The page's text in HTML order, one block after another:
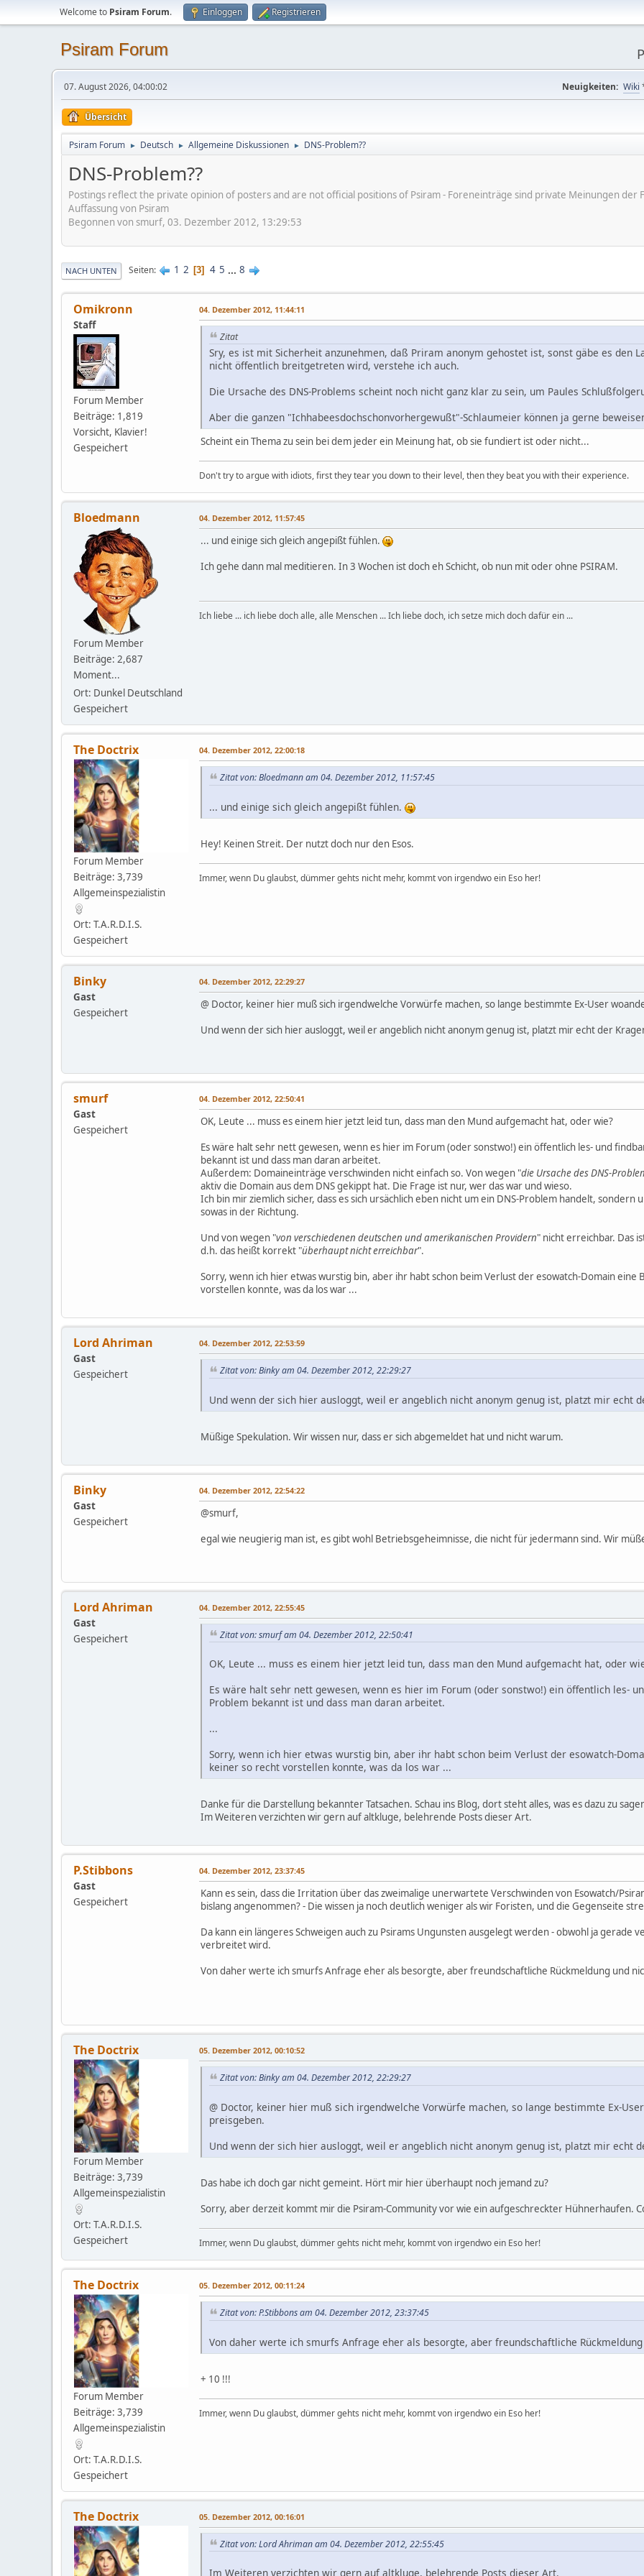
Welcome to Psiram Forum. Einloggen Registrieren
Psiram Forum
07. August 2026, 04:00:02 Neuigkeiten: Wiki
Übersicht
Psiram Forum ► Deutsch ► Allgemeine Diskussionen ► DNS-Problem??
DNS-Problem??
Postings reflect the private opinion of posters and are not official positions of Psiram - Foreneinträge sind private Meinungen
Auffassung von Psiram
Begonnen von smurf, 03. Dezember 2012, 13:29:53
NACH UNTEN Seiten 1 2 3 4 5 ... 8
Omikronn
Staff
Forum Member
Beiträge: 1,819
Vorsicht, Klavier!
Gespeichert
04. Dezember 2012, 11:44:11
Zitat
Sry, es ist mit Sicherheit anzunehmen, daß Priram anonym gehostet ist, sonst gäbe es den
nicht öffentlich breitgetreten wird, verstehe ich auch.
Die Ursache des DNS-Problems scheint noch nicht ganz klar zu sein, um Paules
Aber die ganzen "Ichhabeesdochschonvorhergewußt"-Schlaumeier können ja gerne
Scheint ein Thema zu sein bei dem jeder ein Meinung hat, ob sie fundiert ist oder nicht...
Don't try to argue with idiots, first they tear you down to their level, then they beat you with their experience.
Bloedmann
Forum Member
Beiträge: 2,687
Moment...
Ort: Dunkel Deutschland
Gespeichert
04. Dezember 2012, 11:57:45
... und einige sich gleich angepißt fühlen.
Ich gehe dann mal meditieren. In 3 Wochen ist doch eh Schicht, ob nun mit oder ohne PSIRAM.
Ich liebe ... ich liebe doch alle, alle Menschen ... Ich liebe doch, ich setze mich doch dafür ein ...
The Doctrix
Forum Member
Beiträge: 3,739
Allgemeinspezialistin
Ort: T.A.R.D.I.S.
Gespeichert
04. Dezember 2012, 22:00:18
Zitat von: Bloedmann am 04. Dezember 2012, 11:57:45
... und einige sich gleich angepißt fühlen.
Hey! Keinen Streit. Der nutzt doch nur den Esos.
Immer, wenn Du glaubst, dümmer gehts nicht mehr, kommt von irgendwo ein Eso her!
Binky
Gast
Gespeichert
04. Dezember 2012, 22:29:27
@ Doctor, keiner hier muß sich irgendwelche Vorwürfe machen, so lange bestimmte Ex-User
Und wenn der sich hier ausloggt, weil er angeblich nicht anonym genug ist, platzt mir echt der
smurf
Gast
Gespeichert
04. Dezember 2012, 22:50:41
OK, Leute ... muss es einem hier jetzt leid tun, dass man den Mund aufgemacht hat, oder wie?
Es wäre halt sehr nett gewesen, wenn es hier im Forum (oder sonstwo!) ein öffentlich les- und
bekannt ist und dass man daran arbeitet.
Außerdem: Domaineinträge verschwinden nicht einfach so. Von wegen "die Ursache des DNS-
aktiv die Domain aus dem DNS gekippt hat. Die Frage ist nur, wer das war und wieso.
Ich bin mir ziemlich sicher, dass es sich ursächlich eben nicht um ein DNS-Problem handelt,
sowas in der Richtung.
Und von wegen "von verschiedenen deutschen und amerikanischen Providern" nicht erreichbar. Das
d.h. das heißt korrekt "überhaupt nicht erreichbar".
Sorry, wenn ich hier etwas wurstig bin, aber ihr habt schon beim Verlust der esowatch-Domain
vorstellen konnte, was da los war ...
Lord Ahriman
Gast
Gespeichert
04. Dezember 2012, 22:53:59
Zitat von: Binky am 04. Dezember 2012, 22:29:27
Und wenn der sich hier ausloggt, weil er angeblich nicht anonym genug ist, platzt mir echt
Müßige Spekulation. Wir wissen nur, dass er sich abgemeldet hat und nicht warum.
Binky
Gast
Gespeichert
04. Dezember 2012, 22:54:22
@smurf,
egal wie neugierig man ist, es gibt wohl Betriebsgeheimnisse, die nicht für jedermann sind. Wir
Lord Ahriman
Gast
Gespeichert
04. Dezember 2012, 22:55:45
Zitat von: smurf am 04. Dezember 2012, 22:50:41
OK, Leute ... muss es einem hier jetzt leid tun, dass man den Mund aufgemacht hat, oder
Es wäre halt sehr nett gewesen, wenn es hier im Forum (oder sonstwo!) ein öffentlich les-
Problem bekannt ist und dass man daran arbeitet.
...
Sorry, wenn ich hier etwas wurstig bin, aber ihr habt schon beim Verlust der esowatch-
keiner so recht vorstellen konnte, was da los war ...
Danke für die Darstellung bekannter Tatsachen. Schau ins Blog, dort steht alles, was es dazu zu
Im Weiteren verzichten wir gern auf altkluge, belehrende Posts dieser Art.
P.Stibbons
Gast
Gespeichert
04. Dezember 2012, 23:37:45
Kann es sein, dass die Irritation über das zweimalige unerwartete Verschwinden von Esowatch/
bislang angenommen? - Die wissen ja noch deutlich weniger als wir Foristen, und die Gegenseite
Da kann ein längeres Schweigen auch zu Psirams Ungunsten ausgelegt werden - obwohl ja gerade
verbreitet wird.
Von daher werte ich smurfs Anfrage eher als besorgte, aber freundschaftliche Rückmeldung und
The Doctrix
Forum Member
Beiträge: 3,739
Allgemeinspezialistin
Ort: T.A.R.D.I.S.
Gespeichert
05. Dezember 2012, 00:10:52
Zitat von: Binky am 04. Dezember 2012, 22:29:27
@ Doctor, keiner hier muß sich irgendwelche Vorwürfe machen, so lange bestimmte Ex-
preisgeben.
Und wenn der sich hier ausloggt, weil er angeblich nicht anonym genug ist, platzt mir echt
Das habe ich doch gar nicht gemeint. Hört mir hier überhaupt noch jemand zu?
Sorry, aber derzeit kommt mir die Psiram-Community vor wie ein aufgeschreckter Hühnerhaufen.
Immer, wenn Du glaubst, dümmer gehts nicht mehr, kommt von irgendwo ein Eso her!
The Doctrix
Forum Member
Beiträge: 3,739
Allgemeinspezialistin
Ort: T.A.R.D.I.S.
Gespeichert
05. Dezember 2012, 00:11:24
Zitat von: P.Stibbons am 04. Dezember 2012, 23:37:45
Von daher werte ich smurfs Anfrage eher als besorgte, aber freundschaftliche
+ 10 !!!
Immer, wenn Du glaubst, dümmer gehts nicht mehr, kommt von irgendwo ein Eso her!
The Doctrix 05. Dezember 2012, 00:16:01
Zitat von: Lord Ahriman am 04. Dezember 2012, 22:55:45
Im Weiteren verzichten wir gern auf altkluge, belehrende Posts dieser Art.